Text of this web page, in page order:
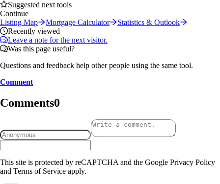
Suggested next tools
Continue
Listing Map
Mortgage Calculator
Statistics & Outlook
Recently viewed
Leave a note for the next visitor.
Was this page useful?
Questions and feedback help other people using the same tool.
Comment
Comments0
This site is protected by reCAPTCHA and the Google Privacy Policy
and Terms of Service apply.